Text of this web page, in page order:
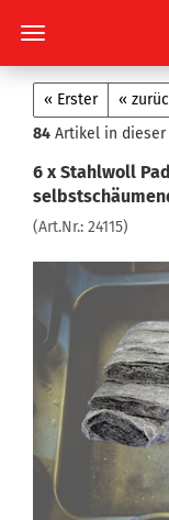
« Erster «
84 Artikel in dieser
6 x Stahlwoll
(Art.Nr.: 24115)